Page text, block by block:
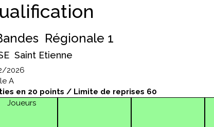
Régionale 1
Saint Etienne
2026
A
en 20 points / Limite de reprises 60
Joueurs